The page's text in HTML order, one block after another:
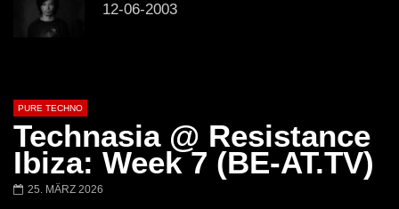
12-06-2003
Virgil Enzinger Live @ Tresor Club,
PURE TECHNO
Technasia @ Resistance
Ibiza: Week 7 (BE-AT.TV)
25. MÄRZ 2026